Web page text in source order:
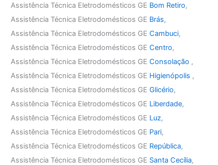
Assistência Técnica Eletrodomésticos GE Bom Retiro,
Assistência Técnica Eletrodomésticos GE Brás,
Assistência Técnica Eletrodomésticos GECambuci,
Assistência Técnica Eletrodomésticos GECentro,
Assistência Técnica Eletrodomésticos GEConsolação ,
Assistência Técnica Eletrodomésticos GE Higienópolis ,
Assistência Técnica Eletrodomésticos GEGlicério,
Assistência Técnica Eletrodomésticos GE Liberdade,
Assistência Técnica Eletrodomésticos GE Luz,
Assistência Técnica Eletrodomésticos GE Pari,
Assistência Técnica Eletrodomésticos GE República,
Assistência Técnica Eletrodomésticos GE Santa Cecília,